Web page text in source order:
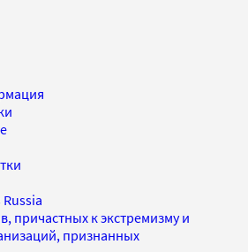
причастных к экстремизму и
признанных